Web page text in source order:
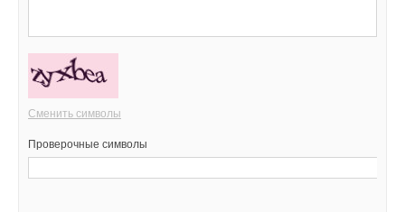
Сменить символы
Проверочные символы